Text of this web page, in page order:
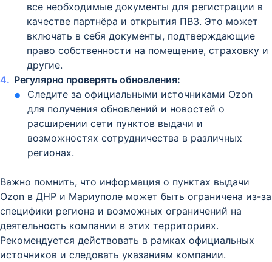
все необходимые документы для регистрации в
качестве партнёра и открытия ПВЗ. Это может
включать в себя документы, подтверждающие
право собственности на помещение, страховку и
другие.
Регулярно проверять обновления:
Следите за официальными источниками Ozon
для получения обновлений и новостей о
расширении сети пунктов выдачи и
возможностях сотрудничества в различных
регионах.
Важно помнить, что информация о пунктах выдачи
Ozon в ДНР и Мариуполе может быть ограничена из-за
специфики региона и возможных ограничений на
деятельность компании в этих территориях.
Рекомендуется действовать в рамках официальных
источников и следовать указаниям компании.